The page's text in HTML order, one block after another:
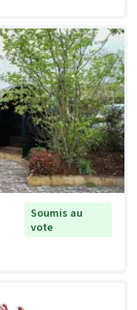
Soumis au
vote